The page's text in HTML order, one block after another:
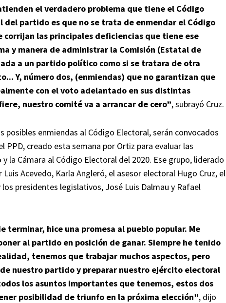
el verdadero problema que tiene el Código
partido es que no se trata de enmendar el Código
corrijan las principales deficiencias que tiene ese
y manera de administrar la Comisión (Estatal de
a un partido político como si se tratara de otra
Y, número dos, (enmiendas) que no garantizan que
con el voto adelantado en sus distintas
nuestro comité va a arrancar de cero”, subrayó Cruz.
posibles enmiendas al Código Electoral, serán convocados
creado esta semana por Ortiz para evaluar las
la Cámara al Código Electoral del 2020. Ese grupo, liderado
Acevedo, Karla Angleró, el asesor electoral Hugo Cruz, el
presidentes legislativos, José Luis Dalmau y Rafael
terminar, hice una promesa al pueblo popular. Me
al partido en posición de ganar. Siempre he tenido
tenemos que trabajar muchos aspectos, pero
nuestro partido y preparar nuestro ejército electoral
los asuntos importantes que tenemos, estos dos
posibilidad de triunfo en la próxima elección”, dijo